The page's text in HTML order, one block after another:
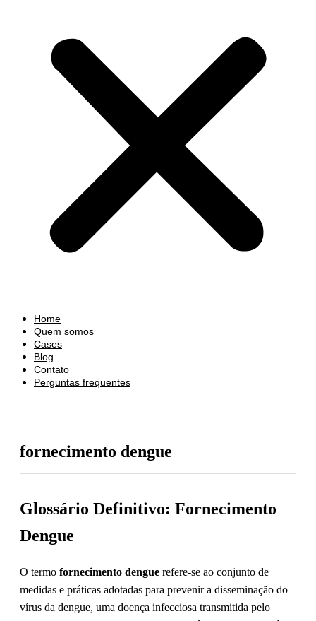
Home
Quem somos
Cases
Blog
Contato
Perguntas frequentes
fornecimento dengue
Glossário Definitivo: Fornecimento
Dengue
O termo fornecimento dengue refere-se ao conjunto de
medidas e práticas adotadas para prevenir a disseminação do
vírus da dengue, uma doença infecciosa transmitida pelo